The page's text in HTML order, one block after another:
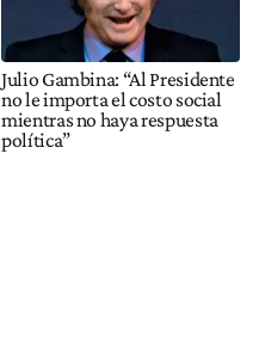
Julio Gambina: “Al Presidente
no le importa el costo social
mientras no haya respuesta
política”